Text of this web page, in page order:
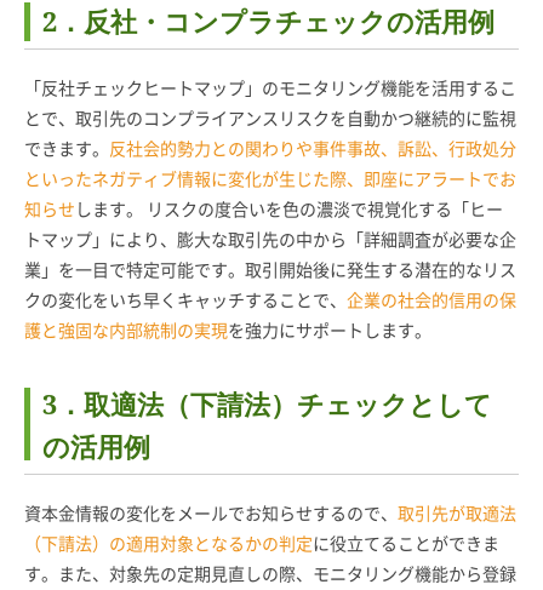
2．反社・コンプラチェックの活用例
「反社チェックヒートマップ」のモニタリング機能を活用するこ
とで、取引先のコンプライアンスリスクを自動かつ継続的に監視
できます。
反社会的勢力との関わりや事件事故、訴訟、行政処分
といったネガティブ情報に変化が生じた際、即座にアラートでお
知らせ します。 リスクの度合いを色の濃淡で視覚化する「ヒー
トマップ」により、膨大な取引先の中から「詳細調査が必要な企
業」を一目で特定可能です。取引開始後に発生する潜在的なリス
クの変化をいち早くキャッチすることで、 企業の社会的信用の保
護と強固な内部統制の実現を強力にサポートします。
3．取適法（下請法）チェックとして
の活用例
資本金情報の変化をメールでお知らせするので、 取引先が取適法
（下請法）の適用対象となるかの判定に役立てることができま
す。また、対象先の定期見直しの際、モニタリング機能から登録